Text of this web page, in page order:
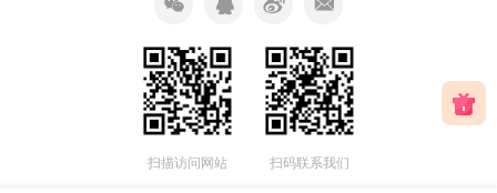
扫描访问网站 扫码联系我们